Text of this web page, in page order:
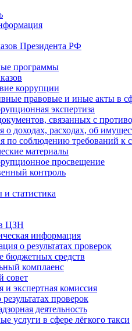
Президента РФ
программы
коррупции
правовые и иные акты в
экспертиза
связанных с
о доходах, расходах, об
по соблюдению требований к
материалы
просвещение
контроль
статистика
ЦЗН
информация
о результатах проверок
бюджетных средств
комплаенс
совет
и экспертная комиссия
проверок
деятельность
услуги в сфере лёгкого такси